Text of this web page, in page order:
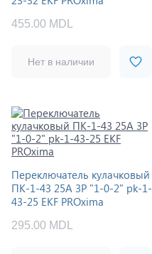
455.00 MDL
Нет в наличии
Переключатель кулачковый
ПК-1-43 25А 3P "1-0-2" pk-1-
43-25 EKF PROxima
295.00 MDL